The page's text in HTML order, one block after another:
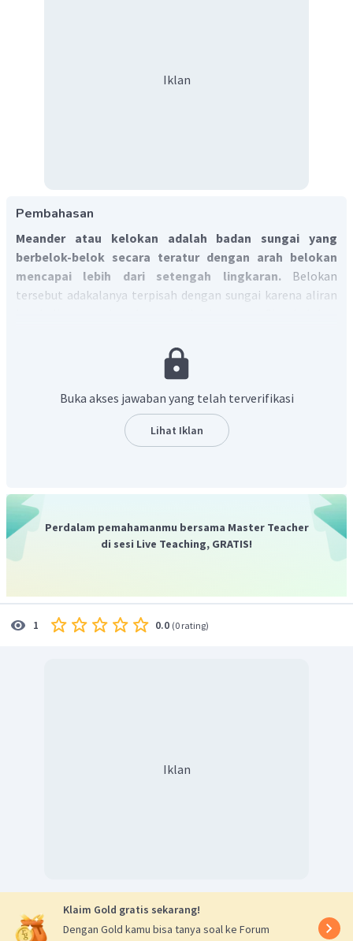
Iklan
Pembahasan
Meander atau kelokan adalah badan sungai yang
berbelok-belok secara teratur dengan arah belokan
mencapai lebih dari setengah lingkaran.Belokan
tersebut adakalanya terpisah dengan sungai karena aliran
erdasarkan gambar tersebut, meander ditunjukan
Buka akses jawaban yang telah terverifikasi
Lihat Iklan
Perdalam pemahamanmu bersama Master Teacher
di sesi Live Teaching, GRATIS!
1 0.0 (0 rating)
Iklan
Klaim Gold gratis sekarang!
Dengan Gold kamu bisa tanya soal ke Forum